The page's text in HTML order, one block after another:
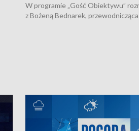
W programie „Gość Obiektywu”
z Bożeną Bednarek, przewodnicząca